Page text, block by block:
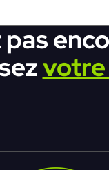
pas
votre